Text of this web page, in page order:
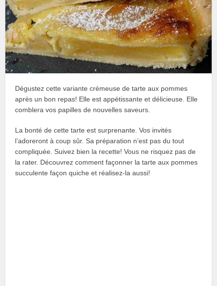
Dégustez cette variante crémeuse de tarte aux pommes
après un bon repas! Elle est appétissante et délicieuse. Elle
comblera vos papilles de nouvelles saveurs.
La bonté de cette tarte est surprenante. Vos invités
l’adoreront à coup sûr. Sa préparation n’est pas du tout
compliquée. Suivez bien la recette! Vous ne risquez pas de
la rater. Découvrez comment façonner la tarte aux pommes
succulente façon quiche et réalisez-la aussi!